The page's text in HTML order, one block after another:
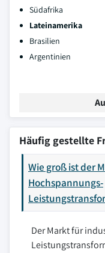
Südafrika
Lateinamerika
Brasilien
Argentinien
Häufig gestellte
Wie groß ist der
Hochspannungs-
Der Markt für